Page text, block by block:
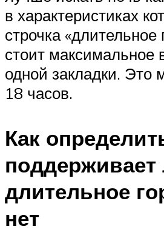
в характеристиках
строчка «длительное
стоит максимальное
одной закладки. Это
18 часов.
Как
поддерживает
длительное
нет